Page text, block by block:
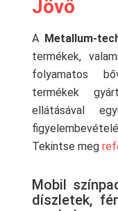
Jövő
A Metallum-
termékek,
folyamatos
termékek
ellátásával
Tekintse meg
Mobil
díszletek,